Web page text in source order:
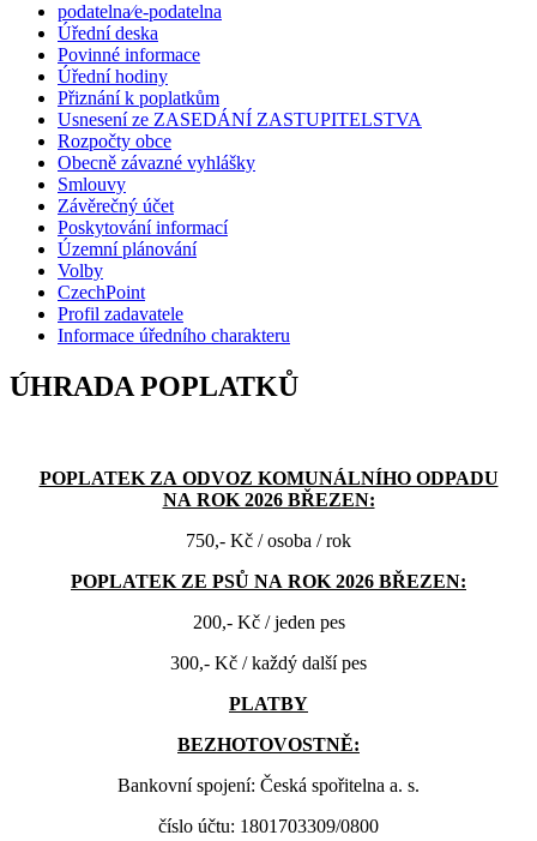
podatelna⁄e-podatelna
Úřední deska
Povinné informace
Úřední hodiny
Přiznání k poplatkům
Usnesení ze ZASEDÁNÍ ZASTUPITELSTVA
Rozpočty obce
Obecně závazné vyhlášky
Smlouvy
Závěrečný účet
Poskytování informací
Územní plánování
Volby
CzechPoint
Profil zadavatele
Informace úředního charakteru
ÚHRADA POPLATKŮ
POPLATEK ZA ODVOZ KOMUNÁLNÍHO ODPADU
NA ROK 2026 BŘEZEN:
750,- Kč / osoba / rok
POPLATEK ZE PSŮ NA ROK 2026 BŘEZEN:
200,- Kč / jeden pes
300,- Kč / každý další pes
PLATBY
BEZHOTOVOSTNĚ:
Bankovní spojení: Česká spořitelna a. s.
číslo účtu: 1801703309/0800